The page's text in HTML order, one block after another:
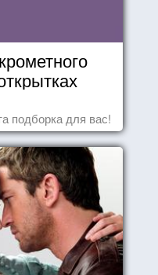
подборка для вас!